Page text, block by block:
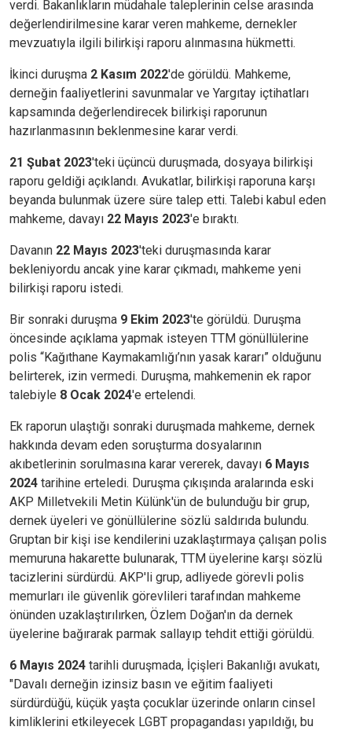
verdi. Bakanlıkların müdahale taleplerinin celse arasında
değerlendirilmesine karar veren mahkeme, dernekler
mevzuatıyla ilgili bilirkişi raporu alınmasına hükmetti.
İkinci duruşma 2 Kasım 2022'de görüldü. Mahkeme,
derneğin faaliyetlerini savunmalar ve Yargıtay içtihatları
kapsamında değerlendirecek bilirkişi raporunun
hazırlanmasının beklenmesine karar verdi.
21 Şubat 2023'teki üçüncü duruşmada, dosyaya bilirkişi
raporu geldiği açıklandı. Avukatlar, bilirkişi raporuna karşı
beyanda bulunmak üzere süre talep etti. Talebi kabul eden
mahkeme, davayı 22 Mayıs 2023'e bıraktı.
Davanın 22 Mayıs 2023'teki duruşmasında karar
bekleniyordu ancak yine karar çıkmadı, mahkeme yeni
bilirkişi raporu istedi.
Bir sonraki duruşma 9 Ekim 2023'te görüldü. Duruşma
öncesinde açıklama yapmak isteyen TTM gönüllülerine
polis “Kağıthane Kaymakamlığı’nın yasak kararı” olduğunu
belirterek, izin vermedi. Duruşma, mahkemenin ek rapor
talebiyle 8 Ocak 2024'e ertelendi.
Ek raporun ulaştığı sonraki duruşmada mahkeme, dernek
hakkında devam eden soruşturma dosyalarının
akıbetlerinin sorulmasına karar vererek, davayı 6 Mayıs
2024 tarihine erteledi. Duruşma çıkışında aralarında eski
AKP Milletvekili Metin Külünk'ün de bulunduğu bir grup,
dernek üyeleri ve gönüllülerine sözlü saldırıda bulundu.
Gruptan bir kişi ise kendilerini uzaklaştırmaya çalışan polis
memuruna hakarette bulunarak, TTM üyelerine karşı sözlü
tacizlerini sürdürdü. AKP'li grup, adliyede görevli polis
memurları ile güvenlik görevlileri tarafından mahkeme
önünden uzaklaştırılırken, Özlem Doğan'ın da dernek
üyelerine bağırarak parmak sallayıp tehdit ettiği görüldü.
6 Mayıs 2024 tarihli duruşmada, İçişleri Bakanlığı avukatı,
"Davalı derneğin izinsiz basın ve eğitim faaliyeti
sürdürdüğü, küçük yaşta çocuklar üzerinde onların cinsel
kimliklerini etkileyecek LGBT propagandası yapıldığı, bu